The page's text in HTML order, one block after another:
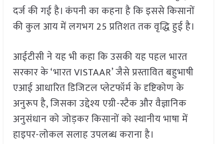
दर्ज की गई है। कंपनी का कहना है कि इससे किसानों
की कुल आय में लगभग 25 प्रतिशत तक वृद्धि हुई है।
आईटीसी ने यह भी कहा कि उसकी यह पहल भारत
सरकार के ‘भारत VISTAAR’ जैसे प्रस्तावित बहुभाषी
एआई आधारित डिजिटल प्लेटफॉर्म के दृष्टिकोण के
अनुरूप है, जिसका उद्देश्य एग्री-स्टैक और वैज्ञानिक
अनुसंधान को जोड़कर किसानों को स्थानीय भाषा में
हाइपर-लोकल सलाह उपलब्ध कराना है।